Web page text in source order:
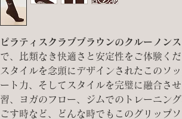
ピラティスクラブブラウンのクルーノン
で 、比類なき快適さと安定性をご体験く
スタイルを念頭にデザインされたこのソ
ート力、そしてスタイルを完璧に融合させ
習、ヨガのフロー、ジムでのトレーニン
ごす時など、どんな時でもこのグリップ